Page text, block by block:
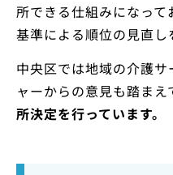
所できる仕組みになっ
基準による順位の見直し
中央区では地域の介護
ャーからの意見も踏まえ
所決定を行っています。